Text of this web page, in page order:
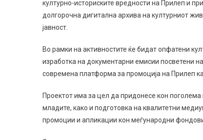
културно-историските вредности на Прилеп и
долгорочна дигитална архива на културниот
јавност.
Во рамки на активностите ќе бидат опфатени
изработка на документарни емисии посветени
современа платформа за промоција на Прилеп
Проектот има за цел да придонесе кон
младите, како и подготовка на квалитетни
промоции и апликации кон меѓународни